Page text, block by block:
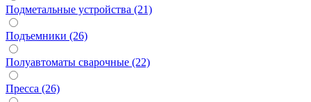
Подметальные устройства (21)
Подъемники (26)
Полуавтоматы сварочные (22)
Пресса (26)